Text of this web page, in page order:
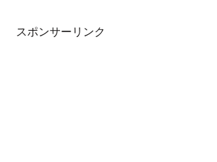
スポンサーリンク